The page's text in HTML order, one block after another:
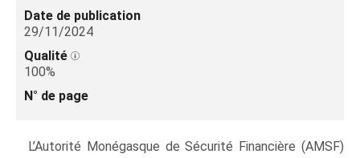
Date de publication
29/11/2024
Qualité
100%
N° de page
L’Autorité Monégasque de Sécurité Financière (AMSF)